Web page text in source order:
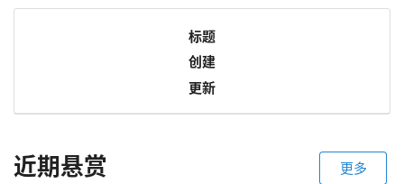
标题
创建
更新
近期悬赏 更多